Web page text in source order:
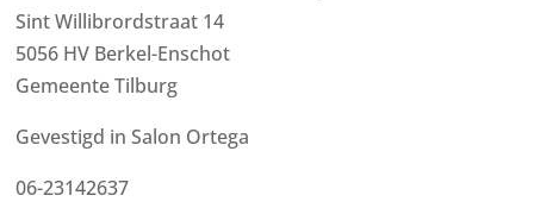
Sint Willibrordstraat 14
5056 HV Berkel-Enschot
Gemeente Tilburg
Gevestigd in Salon Ortega
06-23142637